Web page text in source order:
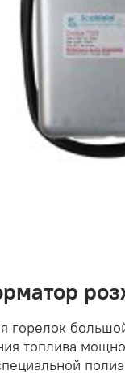
горелок
топлива